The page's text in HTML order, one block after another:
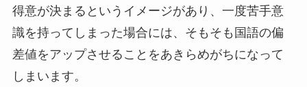
得意が決まるというイメージがあり、一度苦手意
識を持ってしまった場合には、そもそも国語の偏
差値をアップさせることをあきらめがちになって
しまいます。